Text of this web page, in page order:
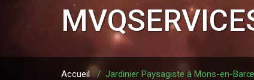
Accueil/ Jardinier Paysagiste à Mons-en-